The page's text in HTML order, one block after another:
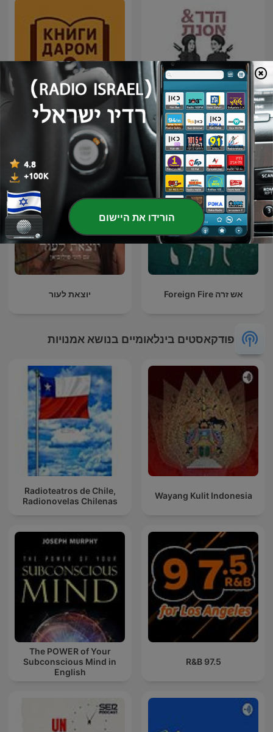
הפודקאסט של הדר ואסנת
КНИГИ ДАРОМ.
БИБЛИОТЕКА
АЛЕКСАНДРА
ТАТАРИНЦЕВА
אש זרה Foreign Fire יוצאת לעור
פודקאסטים בינלאומיים בנושא אמנויות
Wayang Kulit Indonesia
Radioteatros de Chile,
Radionovelas Chilenas
97.5 R&B
The POWER of Your
Subconscious Mind in
English
הורידו את היישום